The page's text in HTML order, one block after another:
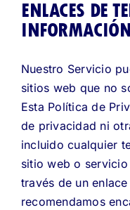
ENLACES DE
Nuestro Servicio
sitios web que no
Esta Política de
de privacidad ni
incluido cualquier
sitio web o
través de un
recomendamos